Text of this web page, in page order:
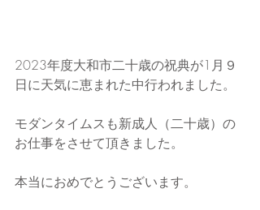
2023年度大和市二十歳の祝典が1月９
日に天気に恵まれた中行われました。
モダンタイムスも新成人（二十歳）の
お仕事をさせて頂きました。
本当におめでとうございます。